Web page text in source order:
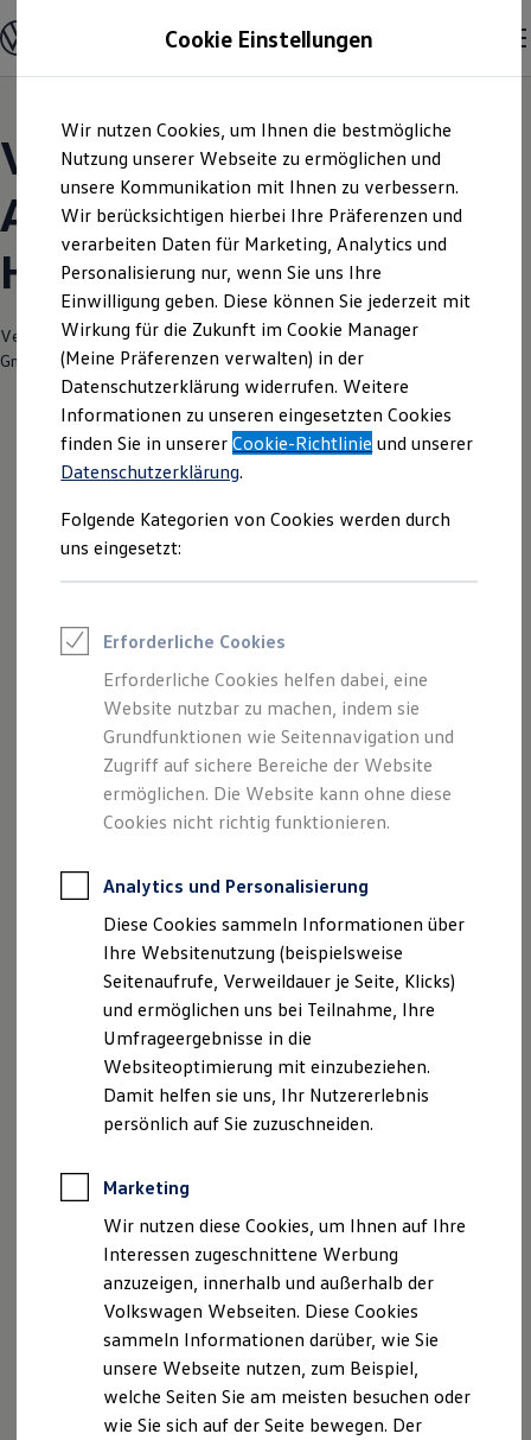
Hauptinhalt
springen
Footer
springen
Modelle und Konfigurator
Konfigurator
Modelle vergleichen
Elektroautos
ENERGY Sondermodelle
Nutzfahrzeuge
SUV und CUV
Familienautos
Kombis
Kompaktwagen
Sportwagen
Schnell verfügbare Fahrzeuge
Angebote und Produkte
Aktuelle Angebote
E-Auto-Förderung
Volkswagen Marktplatz
Die ENERGY Sondermodelle
Junge Gebrauchtwagen und Gebrauchtwagen
Volkswagen Zertifizierte Gebrauchtwagen
Elektromobilität bei Gebrauchtwagen
Saisonangebote
Reifenpakete
Leasing
Leasing-Angebote
Elektroauto Leasing
Kleinwagen-Leasing
Leasing ohne Anzahlung
Finanzierung
Autokredit mit Schlussrate
Versicherungen und Garantien
Kfz-Versicherung
Restschuldversicherungen
Garantien
Professional Class bei Volkswagen
Behörden
Direktkunden
Sonderfahrzeuge
Anpfiff zum Gewinn
Elektromobilität
Elektroautos
ID. Tutorials
Elektrofahrzeugkonzepte
ID. EVERY1
Reichweite
Rekuperation
Laden unterwegs
Laden Zuhause
Ladestationen finden
Ladezeitensimulator
Batterie
Sicherheit
Nachhaltigkeit
Technologie
Kosten und Kauf
Volkswagen Modelle |
Autohaus Vatterott
Holzminden
Verantwortlich für die Inhalte auf dieser Seite ist die Rudolf Vatterott
GmbH
Impressum & Rechtliches)
Der Polo
Kompakt, wendig und voller Möglichkeiten.
Entdecken Sie den Polo.
Der neue ID.3 Neo
So geht neu. Klar im Design. Stark im Alltag.
Entdecken Sie jetzt den neuen ID.3 Neo!
Mehr zum ID.3 Neo erfahren
Cookie Einstellungen
Wir nutzen Cookies, um Ihnen die bestmögliche
Nutzung unserer Webseite zu ermöglichen und
unsere Kommunikation mit Ihnen zu verbessern.
Wir berücksichtigen hierbei Ihre Präferenzen und
verarbeiten Daten für Marketing, Analytics und
Personalisierung nur, wenn Sie uns Ihre
Einwilligung geben. Diese können Sie jederzeit mit
Wirkung für die Zukunft im Cookie Manager
(Meine Präferenzen verwalten) in der
Datenschutzerklärung widerrufen. Weitere
Informationen zu unseren eingesetzten Cookies
finden Sie in unsererCookie-Richtlinie und unserer
Datenschutzerklärung.
Folgende Kategorien von Cookies werden durch
uns eingesetzt:
Erforderliche Cookies
Erforderliche Cookies helfen dabei, eine
Website nutzbar zu machen, indem sie
Grundfunktionen wie Seitennavigation und
Zugriff auf sichere Bereiche der Website
ermöglichen. Die Website kann ohne diese
Cookies nicht richtig funktionieren.
Analytics und Personalisierung
Diese Cookies sammeln Informationen über
Ihre Websitenutzung (beispielsweise
Seitenaufrufe, Verweildauer je Seite, Klicks)
und ermöglichen uns bei Teilnahme, Ihre
Umfrageergebnisse in die
Websiteoptimierung mit einzubeziehen.
Damit helfen sie uns, Ihr Nutzererlebnis
persönlich auf Sie zuzuschneiden.
Marketing
Wir nutzen diese Cookies, um Ihnen auf Ihre
Interessen zugeschnittene Werbung
anzuzeigen, innerhalb und außerhalb der
Volkswagen Webseiten. Diese Cookies
sammeln Informationen darüber, wie Sie
unsere Webseite nutzen, zum Beispiel,
welche Seiten Sie am meisten besuchen oder
wie Sie sich auf der Seite bewegen. Der